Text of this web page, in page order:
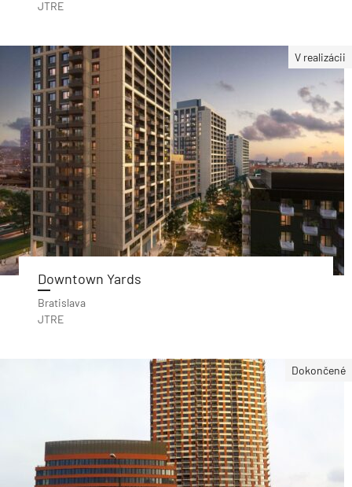
JTRE
V realizácii
Downtown Yards
Bratislava
JTRE
Dokončené